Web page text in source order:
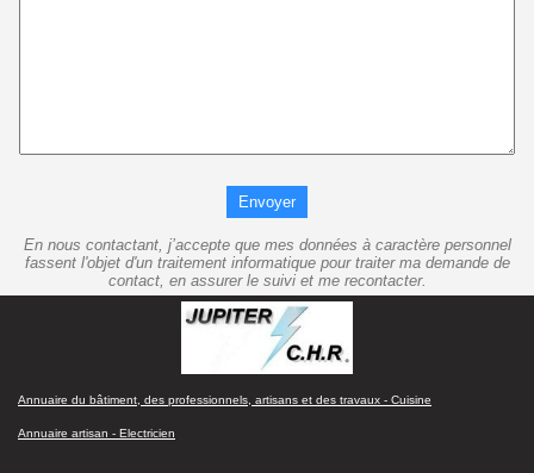
Envoyer
En nous contactant, j’accepte que mes données à caractère personnel
fassent l'objet d'un traitement informatique pour traiter ma demande de
contact, en assurer le suivi et me recontacter.
Annuaire du bâtiment, des professionnels, artisans et des travaux - Cuisine
Annuaire artisan - Electricien